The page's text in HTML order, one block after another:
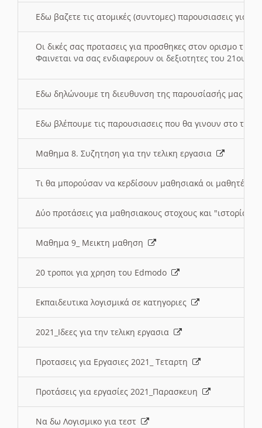
Εδω βαζετε τις ατομικές (συντομες) παρουσιασεις για
Οι δικές σας προτασεις για προσθηκες στον ορισμο
Φαινεται να σας ενδιαφερουν οι δεξιοτητες του 21ου
Εδω δηλώνουμε τη διευθυνση της παρουσίασής μας
Εδω βλέπουμε τις παρουσιασεις που θα γινουν στο
Μαθημα 8. Συζητηση για την τελικη εργασια
Τι θα μπορούσαν να κερδίσουν μαθησιακά οι μαθητές/
Δύο προτάσεις για μαθησιακους στοχους και "ιστορία"
Μαθημα 9_ Μεικτη μαθηση
20 τροποι για χρηση του Edmodo
Εκπαιδευτικα λογισμικά σε κατηγοριες
2021_Ιδεες για την τελικη εργασια
Προτασεις για Εργασιες 2021_ Τεταρτη
Προτάσεις για εργασίες 2021_Παρασκευη
Να δω Λογισμικο για τεστ